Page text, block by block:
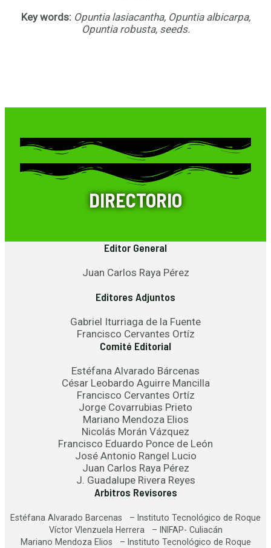
Key words:Opuntia lasiacantha, Opuntia albicarpa,
Opuntia robusta, seeds.
DIRECTORIO
Editor General
Juan Carlos Raya Pérez
Editores Adjuntos
Gabriel Iturriaga de la Fuente
Francisco Cervantes Ortíz
Comité Editorial
Estéfana Alvarado Bárcenas
César Leobardo Aguirre Mancilla
Francisco Cervantes Ortíz
Jorge Covarrubias Prieto
Mariano Mendoza Elios
Nicolás Morán Vázquez
Francisco Eduardo Ponce de León
José Antonio Rangel Lucio
Juan Carlos Raya Pérez
J. Guadalupe Rivera Reyes
Arbitros Revisores
Estéfana Alvarado Barcenas – Instituto Tecnológico de Roque
Víctor Vlenzuela Herrera – INIFAP- Culiacán
Mariano Mendoza Elios – Instituto Tecnológico de Roque